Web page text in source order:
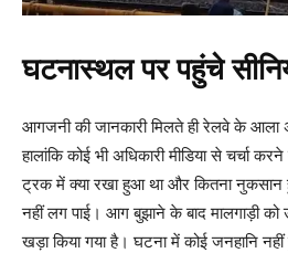
घटनास्थल पर पहुंचे
आगजनी की जानकारी मिलते ही रेलवे के आला
हालांकि कोई भी अधिकारी मीडिया से चर्चा
ट्रक में क्या रखा हुआ था और कितना नुकसान
नहीं लग पाई। आग बुझाने के बाद मालगाड़ी
खड़ा किया गया है। घटना में कोई जनहानि नहीं